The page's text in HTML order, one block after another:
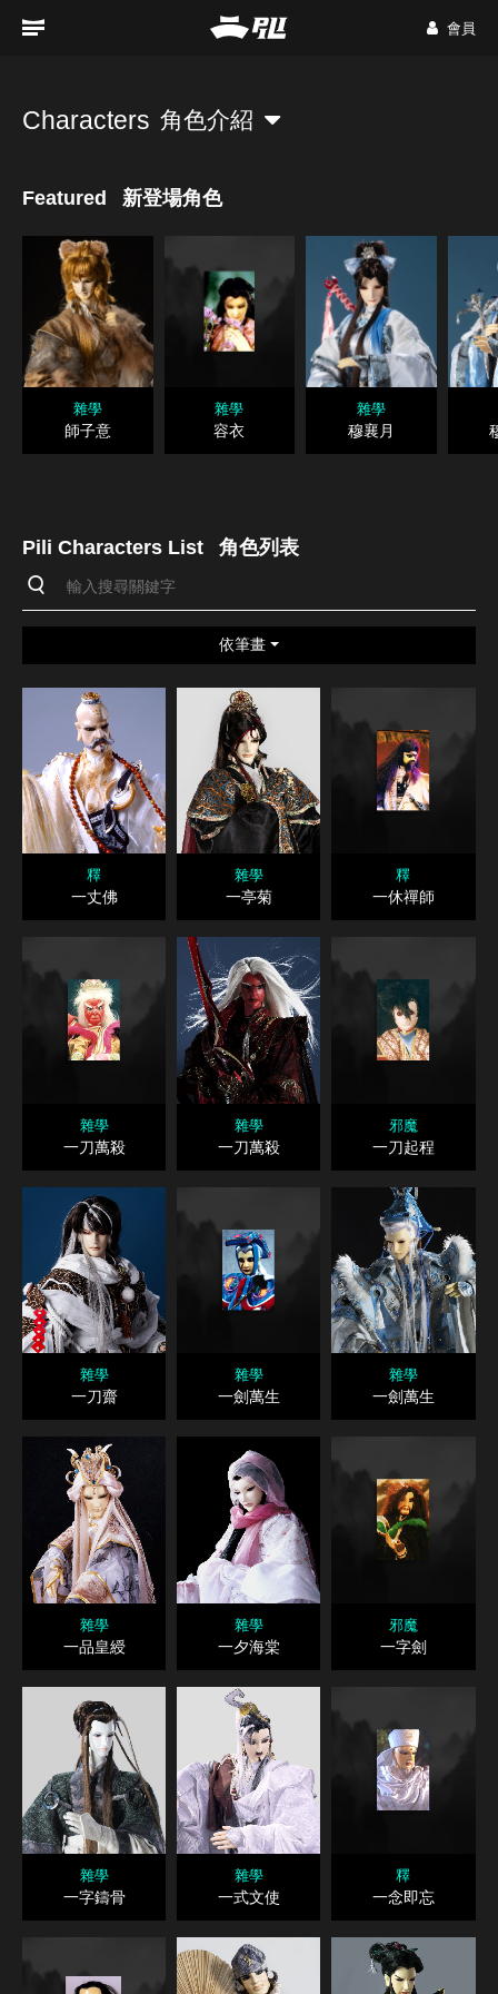
會員
Characters 角色介紹
Featured 新登場角色
雜學
師子意
雜學
容衣
雜學
穆襄月
Pili Characters List 角色列表
依筆畫
釋
一丈佛
雜學
一亭菊
釋
一休禪師
雜學
一刀萬殺
雜學
一刀萬殺
邪魔
一刀起程
雜學
一刀齋
雜學
一劍萬生
雜學
一劍萬生
雜學
一品皇綬
雜學
一夕海棠
邪魔
一字劍
雜學
一字鑄骨
雜學
一式文使
釋
一念即忘